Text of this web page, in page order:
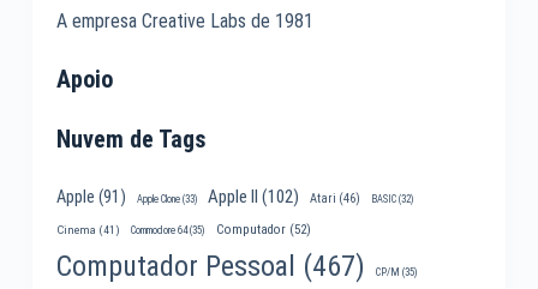
A empresa Creative Labs de 1981
Apoio
Nuvem de Tags
Apple (91) Apple Clone(33) Apple II (102) Atari (46) BASIC(32)
Cinema (41) Commodore 64(35) Computador(52)
Computador Pessoal (467) CP/M (35)